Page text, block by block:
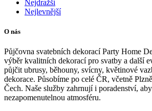
Nejdražší
Nejlevnější
O nás
Půjčovna svatebních dekorací Party Home
výběr kvalitních dekorací pro svatby a další
půjčit ubrusy, běhouny, svícny, květinové
dekorace. Působíme po celé ČR, včetně
Čech. Naše služby zahrnují i poradenství,
nezapomenutelnou atmosféru.